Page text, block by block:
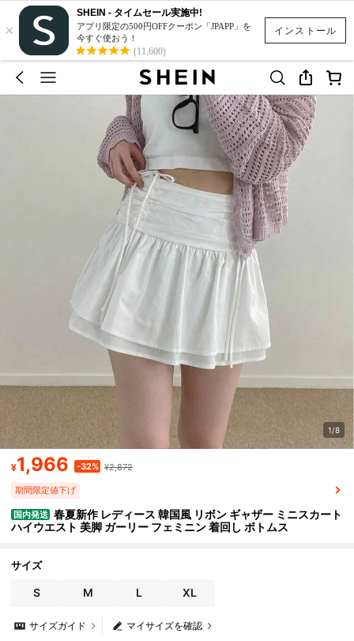
インストール
×
SHEIN - タイムセール実施中!
アプリ限定の500円OFFクーポン「JPAPP」を
今すぐ使おう！
(11,600)
1/8
¥1,966 -32% ¥2,872
期間限定値下げ
国内発送 春夏新作 レディース 韓国風 リボン ギャザー ミニスカート
ハイウエスト 美脚 ガーリー フェミニン 着回し ボトムス
サイズ
S M L XL
マイサイズを確認
サイズガイド